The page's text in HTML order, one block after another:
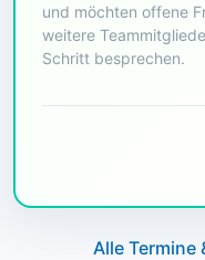
und möchten offene
weitere
Schritt besprechen.
Alle Termine